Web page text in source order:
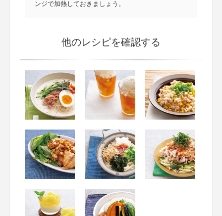
ンジで加熱しておきましょう。
他のレシピを確認する